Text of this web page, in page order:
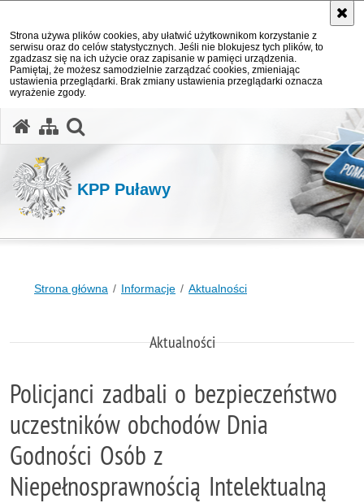
Strona używa plików cookies, aby ułatwić użytkownikom korzystanie z
serwisu oraz do celów statystycznych. Jeśli nie blokujesz tych plików, to
zgadzasz się na ich użycie oraz zapisanie w pamięci urządzenia.
Pamiętaj, że możesz samodzielnie zarządzać cookies, zmieniając
ustawienia przeglądarki. Brak zmiany ustawienia przeglądarki oznacza
wyrażenie zgody.
KPP Puławy
Strona główna Informacje Aktualności
Aktualności
Policjanci zadbali o bezpieczeństwo
uczestników obchodów Dnia
Godności Osób z
Niepełnosprawnością Intelektualną